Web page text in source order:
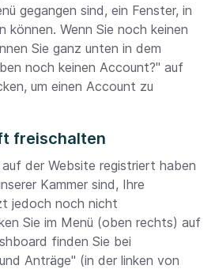
gegangen sind, ein Fenster, in
können. Wenn Sie noch keinen
Sie ganz unten in dem
noch keinen Account?" auf
um einen Account zu
freischalten
der Website registriert haben
Kammer sind, Ihre
jedoch noch nicht
Sie im Menü (oben rechts) auf
finden Sie bei
Anträge" (in der linken von